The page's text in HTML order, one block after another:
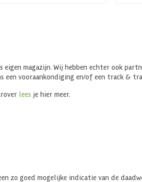
magazijn. Wij hebben echter ook
vooraankondiging en/of een track &
lees je hier meer.
zo goed mogelijke indicatie van de